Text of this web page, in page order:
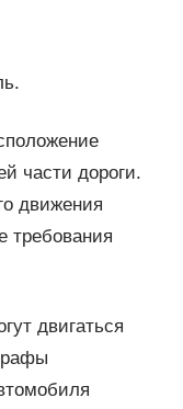
части дороги.
движения
требования
двигаться